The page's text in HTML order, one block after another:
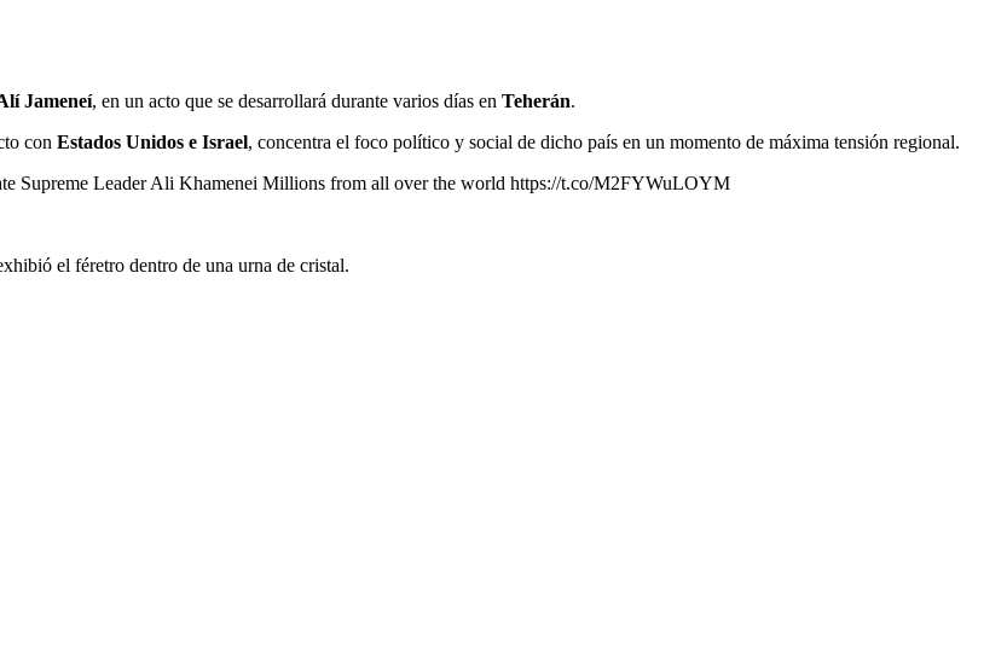
Jameneí, en un acto que se desarrollará durante varios días en Teherán.
con Estados Unidos e Israel, concentra el foco político y social de dicho país en un momento de máxima tensión regional.
Supreme Leader Ali Khamenei Millions from all over the world https://t.co/M2FYWuLOYM
el féretro dentro de una urna de cristal.